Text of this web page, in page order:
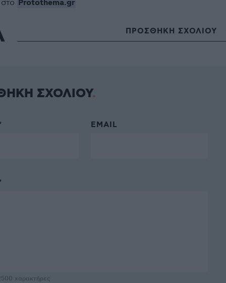
Protothema.gr
ΠΡΟΣΘΗΚΗ ΣΧΟΛΙΟΥ
ΣΧΟΛΙΟΥ
EMAIL
χαρακτήρες